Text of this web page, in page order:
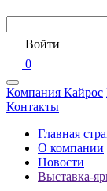
Войти
0
Компания Кайрос
Контакты
Главная
О компании
Новости
Выставка-